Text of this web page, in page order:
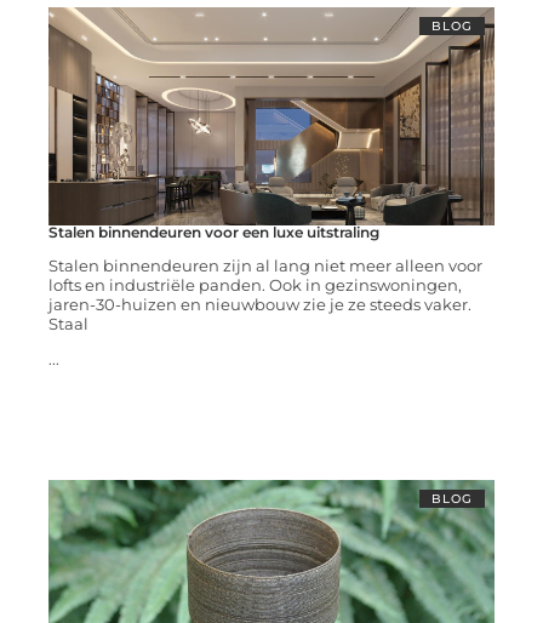
BLOG
Stalen binnendeuren voor een luxe uitstraling
Stalen binnendeuren zijn al lang niet meer alleen voor
lofts en industriële panden. Ook in gezinswoningen,
jaren-30-huizen en nieuwbouw zie je ze steeds vaker.
Staal
...
BLOG